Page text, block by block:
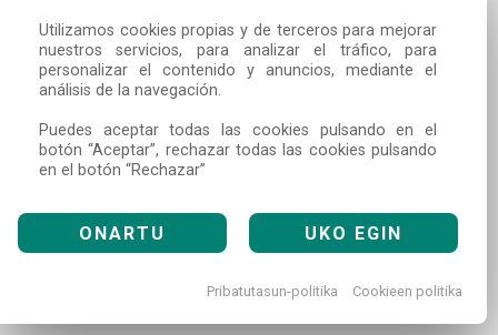
Utilizamos cookies propias y de terceros para mejorar
nuestros servicios, para analizar el tráfico, para
personalizar el contenido y anuncios, mediante el
análisis de la navegación.
Puedes aceptar todas las cookies pulsando en el
botón “Aceptar”, rechazar todas las cookies pulsando
en el botón “Rechazar”
ONARTU UKO EGIN
Pribatutasun-politika Cookieen politika